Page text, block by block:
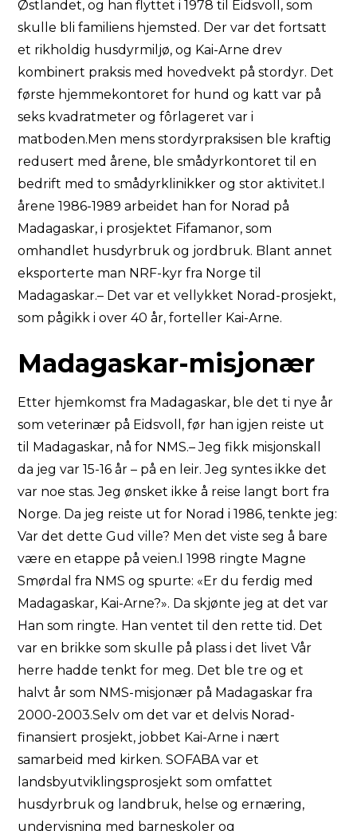
Østlandet, og han flyttet i 1978 til Eidsvoll, som
skulle bli familiens hjemsted. Der var det fortsatt
et rikholdig husdyrmiljø, og Kai-Arne drev
kombinert praksis med hovedvekt på stordyr. Det
første hjemmekontoret for hund og katt var på
seks kvadratmeter og fôrlageret var i
matboden.Men mens stordyrpraksisen ble kraftig
redusert med årene, ble smådyrkontoret til en
bedrift med to smådyrklinikker og stor aktivitet.I
årene 1986-1989 arbeidet han for Norad på
Madagaskar, i prosjektet Fifamanor, som
omhandlet husdyrbruk og jordbruk. Blant annet
eksporterte man NRF-kyr fra Norge til
Madagaskar.– Det var et vellykket Norad-prosjekt,
som pågikk i over 40 år, forteller Kai-Arne.
Madagaskar-misjonær
Etter hjemkomst fra Madagaskar, ble det ti nye år
som veterinær på Eidsvoll, før han igjen reiste ut
til Madagaskar, nå for NMS.– Jeg fikk misjonskall
da jeg var 15-16 år – på en leir. Jeg syntes ikke det
var noe stas. Jeg ønsket ikke å reise langt bort fra
Norge. Da jeg reiste ut for Norad i 1986, tenkte jeg:
Var det dette Gud ville? Men det viste seg å bare
være en etappe på veien.I 1998 ringte Magne
Smørdal fra NMS og spurte: «Er du ferdig med
Madagaskar, Kai-Arne?». Da skjønte jeg at det var
Han som ringte. Han ventet til den rette tid. Det
var en brikke som skulle på plass i det livet Vår
herre hadde tenkt for meg. Det ble tre og et
halvt år som NMS-misjonær på Madagaskar fra
2000-2003.Selv om det var et delvis Norad-
finansiert prosjekt, jobbet Kai-Arne i nært
samarbeid med kirken. SOFABA var et
landsbyutviklingsprosjekt som omfattet
husdyrbruk og landbruk, helse og ernæring,
undervisning med barneskoler og